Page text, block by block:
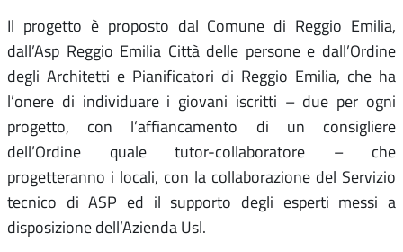
Il progetto è proposto dal Comune di Reggio Emilia,
dall’Asp Reggio Emilia Città delle persone e dall’Ordine
degli Architetti e Pianificatori di Reggio Emilia, che ha
l’onere di individuare i giovani iscritti – due per ogni
progetto, con l’affiancamento di un consigliere
dell’Ordine quale tutor-collaboratore – che
progetteranno i locali, con la collaborazione del Servizio
tecnico di ASP ed il supporto degli esperti messi a
disposizione dell’Azienda Usl.